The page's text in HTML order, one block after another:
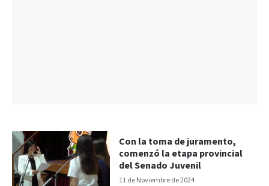
11 de Noviembre de 2024
Con la toma de juramento,
comenzó la etapa provincial
del Senado Juvenil